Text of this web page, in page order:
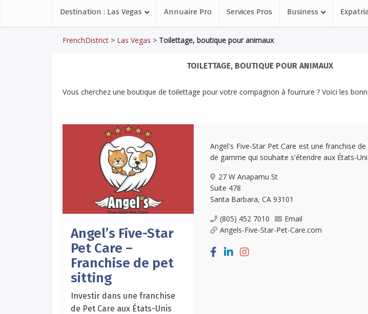
Destination : Las Vegas Annuaire Pro Services Pros Business
FrenchDistrict > Las Vegas > Toilettage, boutique pour animaux
TOILETTAGE, BOUTIQUE POUR ANIMAUX
Vous cherchez une boutique de toilettage pour votre compagnon à fourrure ? Voici les
Angel’s Five-Star
Pet Care –
Franchise de pet
sitting
Investir dans une franchise
de Pet Care aux États-Unis
Angel's Five-Star Pet Care est une franchise
de gamme qui souhaite s'étendre aux États-
27 W Anapamu St
Suite 478
Santa Barbara, CA 93101
(805) 452 7010
Email
Angels-Five-Star-Pet-Care.com